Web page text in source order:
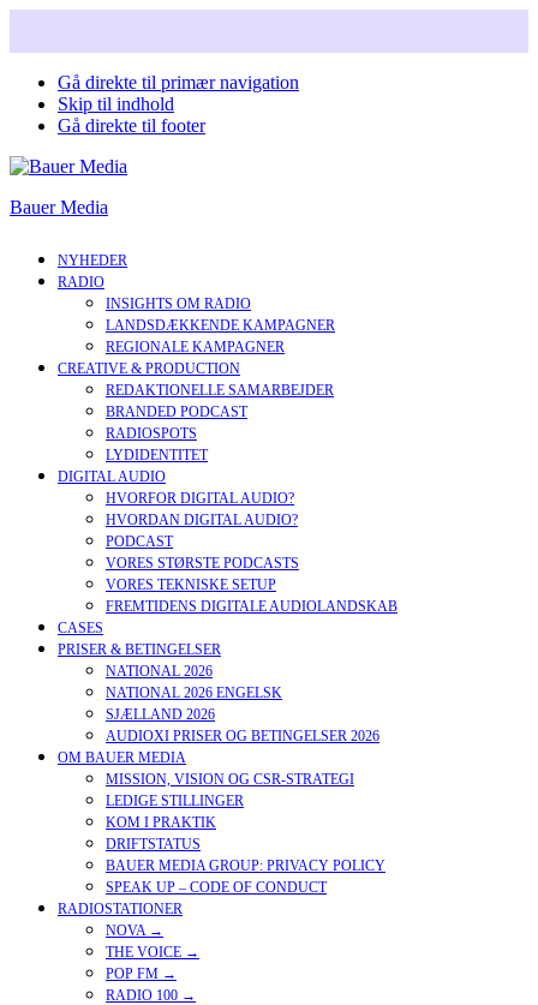
Gå direkte til primær navigation
Skip til indhold
Gå direkte til footer
Bauer Media
NYHEDER
RADIO
INSIGHTS OM RADIO
LANDSDÆKKENDE KAMPAGNER
REGIONALE KAMPAGNER
CREATIVE & PRODUCTION
REDAKTIONELLE SAMARBEJDER
BRANDED PODCAST
RADIOSPOTS
LYDIDENTITET
DIGITAL AUDIO
HVORFOR DIGITAL AUDIO?
HVORDAN DIGITAL AUDIO?
PODCAST
VORES STØRSTE PODCASTS
VORES TEKNISKE SETUP
FREMTIDENS DIGITALE AUDIOLANDSKAB
CASES
PRISER & BETINGELSER
NATIONAL 2026
NATIONAL 2026 ENGELSK
SJÆLLAND 2026
AUDIOXI PRISER OG BETINGELSER 2026
OM BAUER MEDIA
MISSION, VISION OG CSR-STRATEGI
LEDIGE STILLINGER
KOM I PRAKTIK
DRIFTSTATUS
BAUER MEDIA GROUP: PRIVACY POLICY
SPEAK UP – CODE OF CONDUCT
RADIOSTATIONER
NOVA →
THE VOICE →
POP FM →
RADIO 100 →